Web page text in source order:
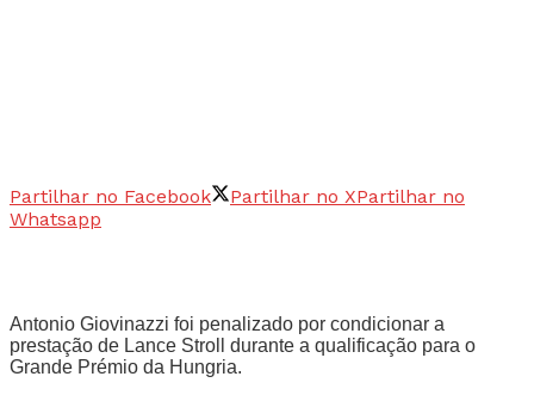
Partilhar no Facebook Partilhar no XPartilhar no
Whatsapp
Antonio Giovinazzi foi penalizado por condicionar a
prestação de Lance Stroll durante a qualificação para o
Grande Prémio da Hungria.